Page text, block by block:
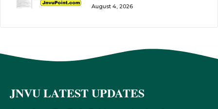
August 4, 2026
JNVU LATEST UPDATES